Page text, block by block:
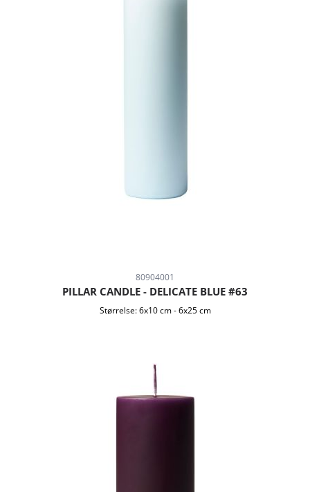
80904001
PILLAR CANDLE - DELICATE BLUE #63
Størrelse: 6x10 cm -6x25 cm